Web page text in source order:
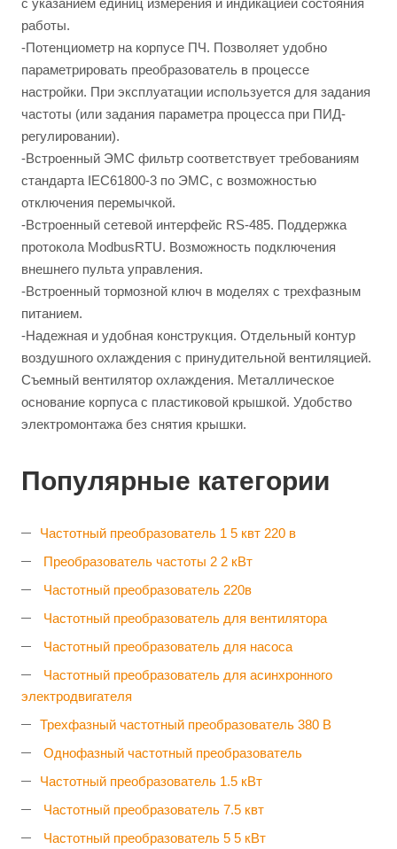
с указанием единиц измерения и индикацией состояния
работы.
-Потенциометр на корпусе ПЧ. Позволяет удобно
параметрировать преобразователь в процессе
настройки. При эксплуатации используется для задания
частоты (или задания параметра процесса при ПИД-
регулировании).
-Встроенный ЭМС фильтр соответствует требованиям
стандарта IEC61800-3 по ЭМС, с возможностью
отключения перемычкой.
-Встроенный сетевой интерфейс RS-485. Поддержка
протокола ModbusRTU. Возможность подключения
внешнего пульта управления.
-Встроенный тормозной ключ в моделях с трехфазным
питанием.
-Надежная и удобная конструкция. Отдельный контур
воздушного охлаждения с принудительной вентиляцией.
Съемный вентилятор охлаждения. Металлическое
основание корпуса с пластиковой крышкой. Удобство
электромонтажа без снятия крышки.
Популярные категории
Частотный преобразователь 1 5 квт 220 в
Преобразователь частоты 2 2 кВт
Частотный преобразователь 220в
Частотный преобразователь для вентилятора
Частотный преобразователь для насоса
Частотный преобразователь для асинхронного
электродвигателя
Трехфазный частотный преобразователь 380 В
Однофазный частотный преобразователь
Частотный преобразователь 1.5 кВт
Частотный преобразователь 7.5 квт
Частотный преобразователь 5 5 кВт